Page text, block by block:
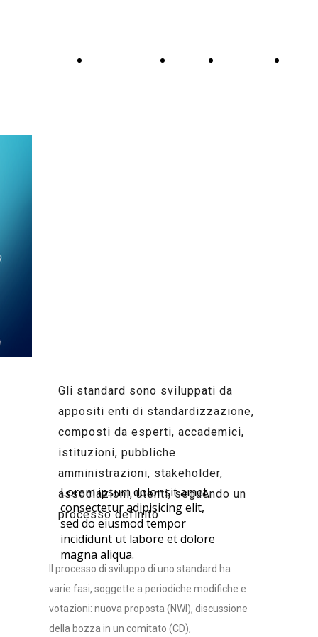
Lorem ipsum dolor sit amet,
consectetur adipisicing elit,
sed do eiusmod tempor
incididunt ut labore et dolore
magna aliqua.
Il processo di sviluppo di uno standard ha
varie fasi, soggette a periodiche modifiche e
votazioni: nuova proposta (NWI), discussione
della bozza in un comitato (CD),
Gli standard sono sviluppati da
appositi enti di standardizzazione,
composti da esperti, accademici,
istituzioni, pubbliche
amministrazioni, stakeholder,
associazioni, utenti, seguendo un
processo definito.